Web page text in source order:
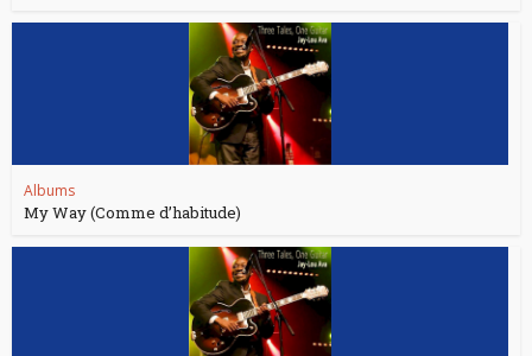
Albums
My Way (Comme d’habitude)